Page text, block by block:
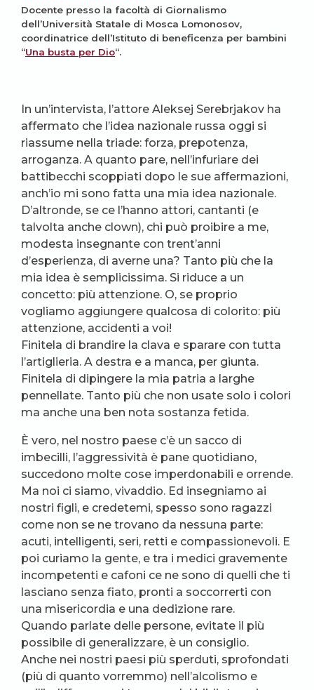
Docente presso la facoltà di Giornalismo
dell’Università Statale di Mosca Lomonosov,
coordinatrice dell’Istituto di beneficenza per bambini
“Una busta per Dio“.
In un’intervista, l’attore Aleksej Serebrjakov ha
affermato che l’idea nazionale russa oggi si
riassume nella triade: forza, prepotenza,
arroganza. A quanto pare, nell’infuriare dei
battibecchi scoppiati dopo le sue affermazioni,
anch’io mi sono fatta una mia idea nazionale.
D’altronde, se ce l’hanno attori, cantanti (e
talvolta anche clown), chi può proibire a me,
modesta insegnante con trent’anni
d’esperienza, di averne una? Tanto più che la
mia idea è semplicissima. Si riduce a un
concetto: più attenzione. O, se proprio
vogliamo aggiungere qualcosa di colorito: più
attenzione, accidenti a voi!
Finitela di brandire la clava e sparare con tutta
l’artiglieria. A destra e a manca, per giunta.
Finitela di dipingere la mia patria a larghe
pennellate. Tanto più che non usate solo i colori
ma anche una ben nota sostanza fetida.
È vero, nel nostro paese c’è un sacco di
imbecilli, l’aggressività è pane quotidiano,
succedono molte cose imperdonabili e orrende.
Ma noi ci siamo, vivaddio. Ed insegniamo ai
nostri figli, e credetemi, spesso sono ragazzi
come non se ne trovano da nessuna parte:
acuti, intelligenti, seri, retti e compassionevoli. E
poi curiamo la gente, e tra i medici gravemente
incompetenti e cafoni ce ne sono di quelli che ti
lasciano senza fiato, pronti a soccorrerti con
una misericordia e una dedizione rare.
Quando parlate delle persone, evitate il più
possibile di generalizzare, è un consiglio.
Anche nei nostri paesi più sperduti, sprofondati
(più di quanto vorremmo) nell’alcolismo e